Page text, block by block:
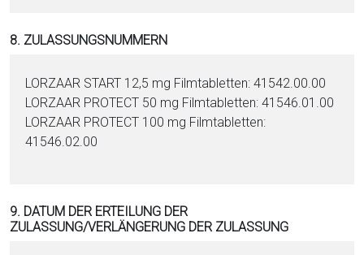
8. ZULASSUNGSNUMMERN
LORZAAR START 12,5 mg Film­ta­blet­ten: 41542.00.00
LORZAAR PROTECT 50 mg Film­ta­blet­ten: 41546.01.00
LORZAAR PROTECT 100 mg Film­ta­blet­ten:
41546.02.00
9. DATUM DER ERTEILUNG DER
ZULASSUNG/VERLÄNGERUNG DER ZULASSUNG